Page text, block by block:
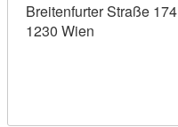
Breitenfurter Straße 174
1230 Wien